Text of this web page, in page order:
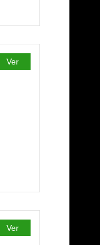
Ver
Ver